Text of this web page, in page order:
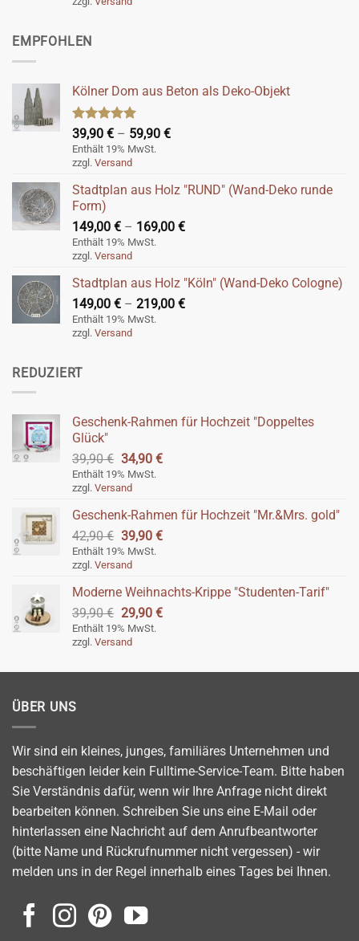
EMPFOHLEN
Kölner Dom aus Beton als Deko-Objekt
Bewertet
mit5.00
von 5
39,90 € – 59,90 €Preisspanne:
59,90 €
Enthält 19% MwSt.
zzgl. Versand
Stadtplan aus Holz "RUND" (Wand-Deko runde
Form)
149,00 € – 169,00 €Preisspanne:
169,00 €
Enthält 19% MwSt.
zzgl. Versand
Stadtplan aus Holz "Köln" (Wand-Deko Cologne)
149,00 € – 219,00 €Preisspanne:
Enthält 19% MwSt.
zzgl. Versand
REDUZIERT
Geschenk-Rahmen für Hochzeit "Doppeltes
Glück"
39,90€ Ursprünglicher
Preis
war:
39,90 €
34,90 €Aktueller
34,90 €.
Enthält 19% MwSt.
zzgl. Versand
Geschenk-Rahmen für Hochzeit "Mr.&Mrs. gold"
42,90€ Ursprünglicher
Preis
war:
42,90 €
39,90 €Aktueller
39,90 €.
Enthält 19% MwSt.
zzgl. Versand
Moderne Weihnachts-Krippe "Studenten-Tarif"
39,90€ Ursprünglicher
Preis
war:
29,90 €Aktueller
Enthält 19% MwSt.
zzgl. Versand
ÜBER UNS
Wir sind ein kleines, junges, familiäres Unternehmen und
beschäftigen leider kein Fulltime-Service-Team. Bitte haben
Sie Verständnis dafür, wenn wir Ihre Anfrage nicht direkt
bearbeiten können. Schreiben Sie uns eine E-Mail oder
hinterlassen eine Nachricht auf dem Anrufbeantworter
(bitte Name und Rückrufnummer nicht vergessen) - wir
melden uns in der Regel innerhalb eines Tages bei Ihnen.